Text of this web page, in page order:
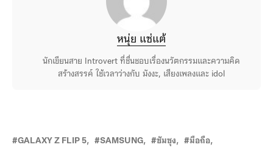
หนุ่ย แซ่แต้
นักเขียนสาย Introvert ที่ชื่นชอบเรื่องนวัตกรรมและความคิด
สร้างสรรค์ ใช้เวลาว่างกับ มังงะ, เสียงเพลงและ idol
GALAXY Z FLIP 5 SAMSUNG ซัมซุง มือถือ